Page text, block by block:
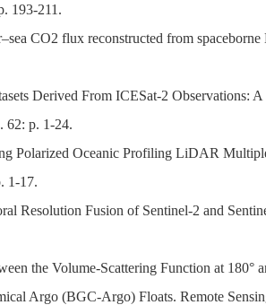
193-211.
CO2 flux reconstructed from
Derived From ICESat-2 Observations: A
62: p. 1-24.
Polarized Oceanic Profiling LiDAR
1-17.
Resolution Fusion of Sentinel-2 and
the Volume-Scattering Function at 180°
Argo (BGC-Argo) Floats. Remote